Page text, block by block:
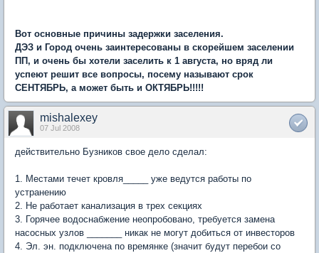
Вот основные причины задержки заселения.
ДЭЗ и Город очень заинтересованы в скорейшем заселении
ПП, и очень бы хотели заселить к 1 августа, но вряд ли
успеют решит все вопросы, посему называют срок
СЕНТЯБРЬ, а может быть и ОКТЯБРЬ!!!!!
mishalexey
07 Jul 2008
действительно Бузников свое дело сделал:
1. Местами течет кровля_____ уже ведутся работы по
устранению
2. Не работает канализация в трех секциях
3. Горячее водоснабжение неопробовано, требуется замена
насосных узлов _______ никак не могут добиться от инвесторов
4. Эл. эн. подключена по времянке (значит будут перебои со